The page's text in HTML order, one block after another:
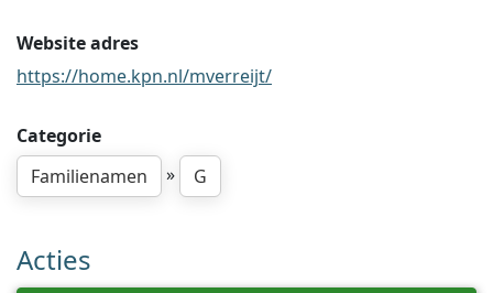
Website adres
https://home.kpn.nl/mverreijt/
Categorie
Familienamen
» G
Acties